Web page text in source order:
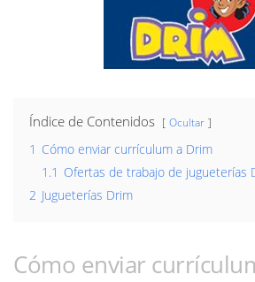
Índice de Contenidos Ocultar
1 Cómo enviar currículum a Drim
1.1 Ofertas de trabajo de jugueterías
2 Jugueterías Drim
Cómo enviar